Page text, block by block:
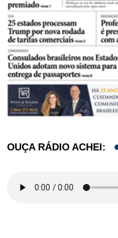
OUÇA RÁDIO ACHEI: